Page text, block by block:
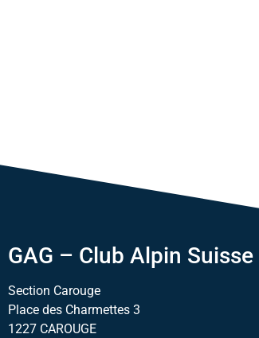
GAG – Club Alpin Suisse
Section Carouge
Place des Charmettes 3
1227 CAROUGE